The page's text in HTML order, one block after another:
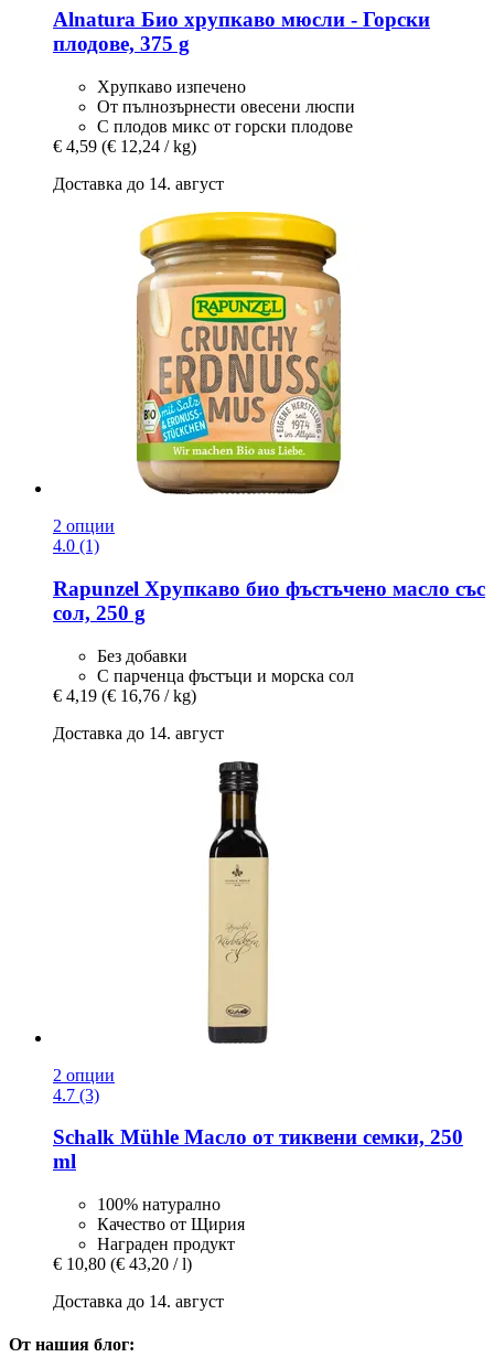
Alnatura Био хрупкаво мюсли -​ Горски
плодове, 375 g
Хрупкаво изпечено
От пълнозърнести овесени люспи
С плодов микс от горски плодове
€ 4,59 (€ 12,24 / kg)
Доставка до 14. август
2 опции
4.0 (1)
Rapunzel Хрупкаво био фъстъчено масло със
сол, 250 g
Без добавки
С парченца фъстъци и морска сол
€ 4,19 (€ 16,76 / kg)
Доставка до 14. август
2 опции
4.7 (3)
Schalk Mühle Масло от тиквени семки, 250
ml
100% натурално
Качество от Щирия
Награден продукт
€ 10,80 (€ 43,20 / l)
Доставка до 14. август
От нашия блог: